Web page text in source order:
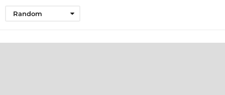
Random